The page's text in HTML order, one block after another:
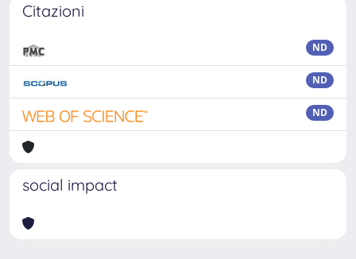
Citazioni
ND
ND
ND
social impact